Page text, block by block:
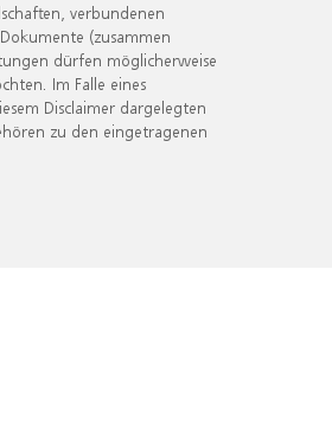
verbundenen
(zusammen
dürfen möglicherweise
Im Falle eines
Disclaimer dargelegten
zu den eingetragenen